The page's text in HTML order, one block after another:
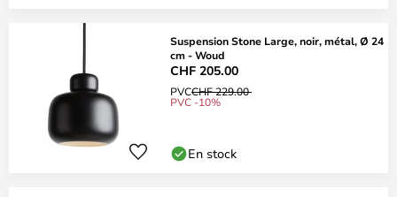
Suspension Stone Large, noir, métal, Ø 24
cm - Woud
CHF 205.00
PVCCHF 229.00
PVC -10%
En stock